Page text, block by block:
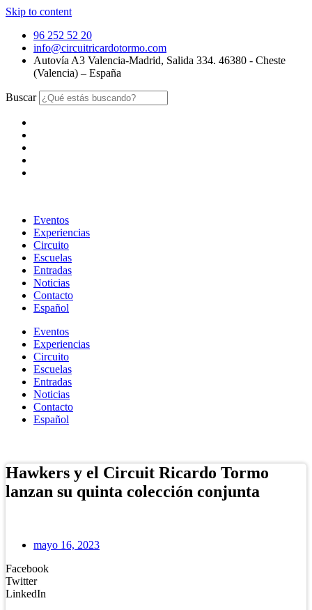
Skip to content
96 252 52 20
info@circuitricardotormo.com
Autovía A3 Valencia-Madrid, Salida 334. 46380 - Cheste
(Valencia) – España
Buscar
Eventos
Experiencias
Circuito
Escuelas
Entradas
Noticias
Contacto
Español
Eventos
Experiencias
Circuito
Escuelas
Entradas
Noticias
Contacto
Español
Hawkers y el Circuit Ricardo Tormo
lanzan su quinta colección conjunta
mayo 16, 2023
Facebook
Twitter
LinkedIn